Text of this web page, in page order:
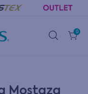
0
Mostaza